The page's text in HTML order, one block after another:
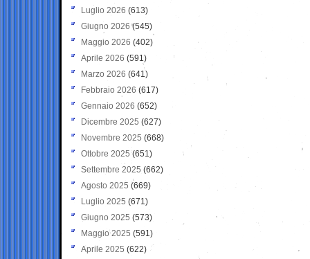
Luglio 2026 (613)
Giugno 2026 (545)
Maggio 2026 (402)
Aprile 2026 (591)
Marzo 2026 (641)
Febbraio 2026 (617)
Gennaio 2026 (652)
Dicembre 2025 (627)
Novembre 2025 (668)
Ottobre 2025 (651)
Settembre 2025 (662)
Agosto 2025 (669)
Luglio 2025 (671)
Giugno 2025 (573)
Maggio 2025 (591)
Aprile 2025 (622)